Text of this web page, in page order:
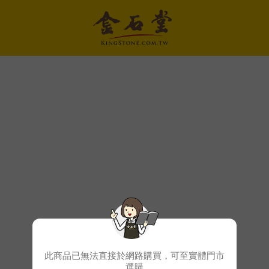
此商品已無法直接於網路購買，可至實體門市
選購